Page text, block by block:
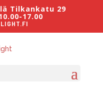
Tilkankatu 29
17.00